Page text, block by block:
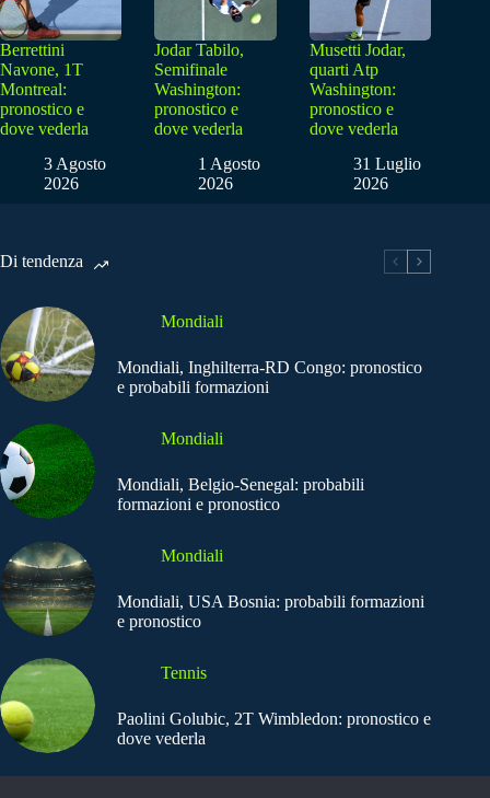
Berrettini
Navone, 1T
Montreal:
pronostico e
dove vederla
3 Agosto
2026
Jodar Tabilo,
Semifinale
Washington:
pronostico e
dove vederla
1 Agosto
2026
Musetti Jodar,
quarti Atp
Washington:
pronostico e
dove vederla
31 Luglio
2026
Di tendenza
Mondiali
Mondiali, Inghilterra-RD Congo: pronostico
e probabili formazioni
Mondiali
Mondiali, Belgio-Senegal: probabili
formazioni e pronostico
Mondiali
Mondiali, USA Bosnia: probabili formazioni
e pronostico
Tennis
Paolini Golubic, 2T Wimbledon: pronostico e
dove vederla